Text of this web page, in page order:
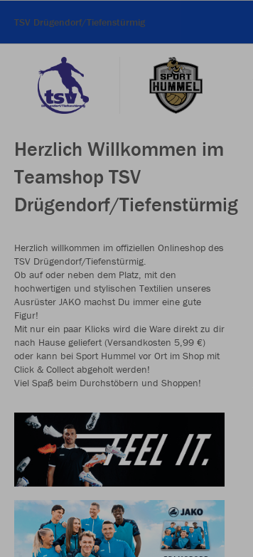
TSV Drügendorf/Tiefenstürmig
Herzlich Willkommen im
Teamshop TSV
Drügendorf/Tiefenstürmig
Herzlich willkommen im offiziellen Onlineshop des
TSV Drügendorf/Tiefenstürmig.
Ob auf oder neben dem Platz, mit den
hochwertigen und stylischen Textilien unseres
Ausrüster JAKO machst Du immer eine gute
Figur!
Mit nur ein paar Klicks wird die Ware direkt zu dir
nach Hause geliefert (Versandkosten 5,99 €)
oder kann bei Sport Hummel vor Ort im Shop mit
Click & Collect abgeholt werden!
Viel Spaß beim Durchstöbern und Shoppen!